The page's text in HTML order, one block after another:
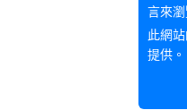
言來瀏
此網
提供。